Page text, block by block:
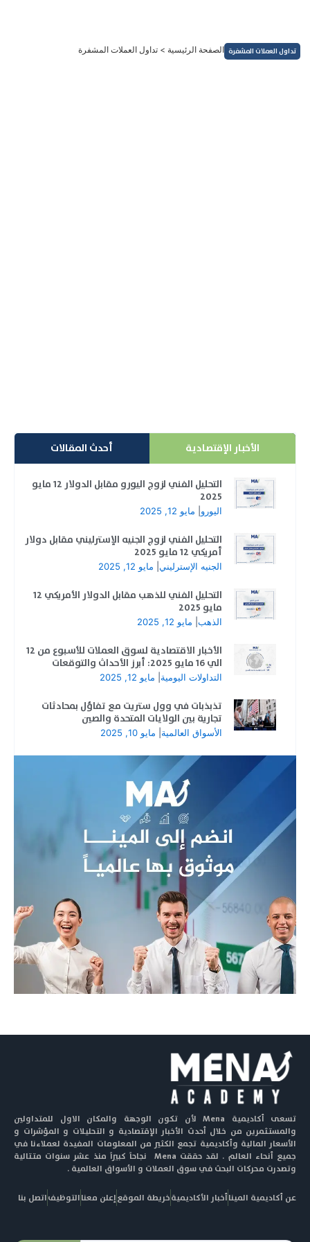
المحتوى
تداول العملات المشفرة الصفحة الرئيسية > تداول العملات المشفرة
الأخبار الإقتصادية أحدث المقالات
التحليل الفني لزوج اليورو مقابل الدولار 12 مايو
2025
اليورو مايو 12, 2025
التحليل الفني لزوج الجنيه الإسترليني مقابل دولار
أمريكي 12 مايو 2025
الجنيه الإسترليني مايو 12, 2025
التحليل الفني للذهب مقابل الدولار الأمريكي 12
مايو 2025
الذهب مايو 12, 2025
الأخبار الاقتصادية لسوق العملات للأسبوع من 12
الي 16 مايو 2025: أبرز الأحداث والتوقعات
التداولات اليومية مايو 12, 2025
تذبذبات في وول ستريت مع تفاؤل بمحادثات
تجارية بين الولايات المتحدة والصين
الأسواق العالمية مايو 10, 2025
تسعى أكاديمية Mena لأن تكون الوجهة والمكان الاول للمتداولين
والمستثمرين من خلال أحدث الأخبار الإقتصادية و التحليلات و المؤشرات و
الأسعار المالية وأكاديمية تجمع الكثير من المعلومات المفيدة لعملاءنا في
جميع أنحاء العالم . لقد حققت Mena نجاحاً كبيراً منذ عشر سنوات متتالية
وتصدرت محركات البحث في سوق العملات و الأسواق العالمية .
عن أكاديمية الميناأخبار الأكاديميةخريطة الموقعإعلن معناالتوظيفاتصل بنا